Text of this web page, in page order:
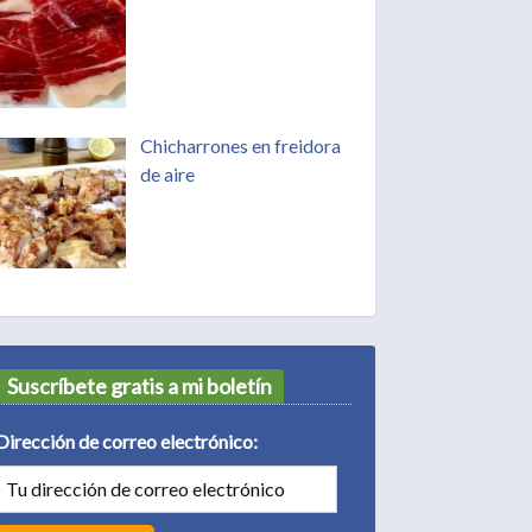
Chicharrones en freidora
de aire
Suscríbete gratis a mi boletín
de correo electrónico: